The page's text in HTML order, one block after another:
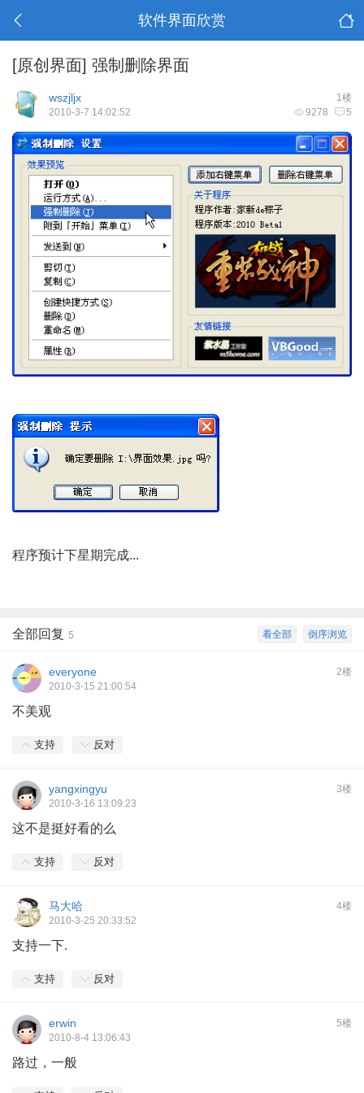
软件界面欣赏
[原创界面] 强制删除界面
1楼
wszjljx
9278 5
2010-3-7 14:02:52
程序预计下星期完成...
倒序浏览
看全部
全部回复 5
2楼
everyone
2010-3-15 21:00:54
不美观
支持 反对
3楼
yangxingyu
2010-3-16 13:09:23
这不是挺好看的么
支持 反对
4楼
马大哈
2010-3-25 20:33:52
支持一下.
支持 反对
5楼
erwin
2010-8-4 13:06:43
路过，一般